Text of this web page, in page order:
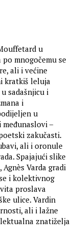
u
mnogočemu se
ali i većine
kratkiš leluja
sadašnjicu i
i
u
–
zakučasti.
ali i oronule
Spajajući slike
Varda gradi
i kolektivnog
proslava
ulice. Vardin
ali i lažne
znatiželja